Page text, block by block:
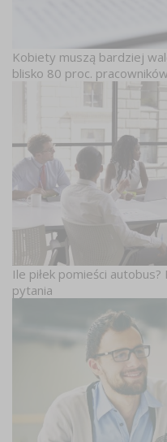
Kobiety muszą bardziej
blisko 80 proc. pracowników
Ile piłek pomieści
pytania